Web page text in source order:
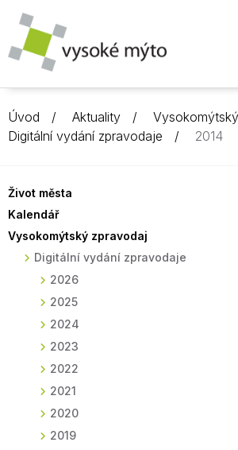
Úvod Aktuality
Digitální vydání zpravodaje
2014
Život města
Kalendář
Vysokomýtský zpravodaj
Digitální vydání zpravodaje
2026
2025
2024
2023
2022
2021
2020
2019